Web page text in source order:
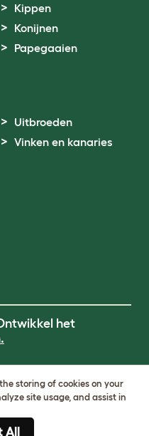
Kippen
Konijnen
Papegaaien
Uitbroeden
Vinken en kanaries
het
storing of cookies on your
site usage, and assist in